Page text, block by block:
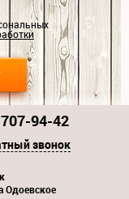
Одоевское
707-94-42
звонок